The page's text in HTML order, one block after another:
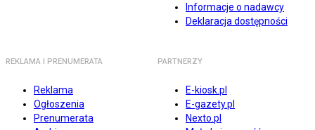
Informacje o nadawcy
Deklaracja dostępności
REKLAMA I PRENUMERATA
Reklama
Ogłoszenia
Prenumerata
PARTNERZY
E-kiosk.pl
E-gazety.pl
Nexto.pl